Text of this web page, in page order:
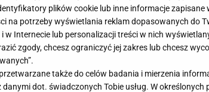
plików cookie lub inne informacje zapisane
na potrzeby wyświetlania reklam dopasowanych do
w Internecie lub personalizacji treści w nich
zgody, chcesz ograniczyć jej zakres lub chcesz
także do celów badania i mierzenia
danymi dot. świadczonych Tobie usług. W